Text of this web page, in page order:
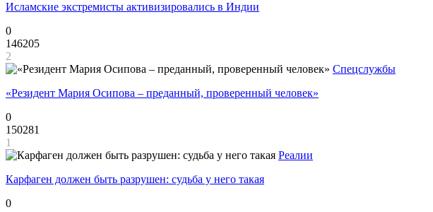
Исламские экстремисты активизировались в Индии
0
146205
2
Спецслужбы
«Резидент Мария Осипова – преданный, проверенный человек»
0
150281
1
Реалии
Карфаген должен быть разрушен: судьба у него такая
0